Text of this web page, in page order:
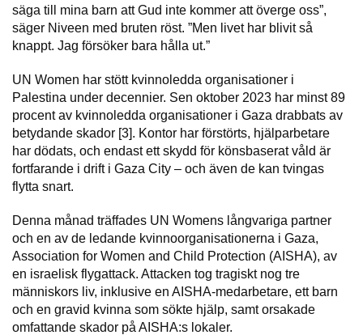
säga till mina barn att Gud inte kommer att överge oss”,
säger Niveen med bruten röst. ”Men livet har blivit så
knappt. Jag försöker bara hålla ut.”
UN Women har stött kvinnoledda organisationer i
Palestina under decennier. Sen oktober 2023 har minst 89
procent av kvinnoledda organisationer i Gaza drabbats av
betydande skador [3]. Kontor har förstörts, hjälparbetare
har dödats, och endast ett skydd för könsbaserat våld är
fortfarande i drift i Gaza City – och även de kan tvingas
flytta snart.
Denna månad träffades UN Womens långvariga partner
och en av de ledande kvinnoorganisationerna i Gaza,
Association for Women and Child Protection (AISHA), av
en israelisk flygattack. Attacken tog tragiskt nog tre
människors liv, inklusive en AISHA-medarbetare, ett barn
och en gravid kvinna som sökte hjälp, samt orsakade
omfattande skador på AISHA:s lokaler.